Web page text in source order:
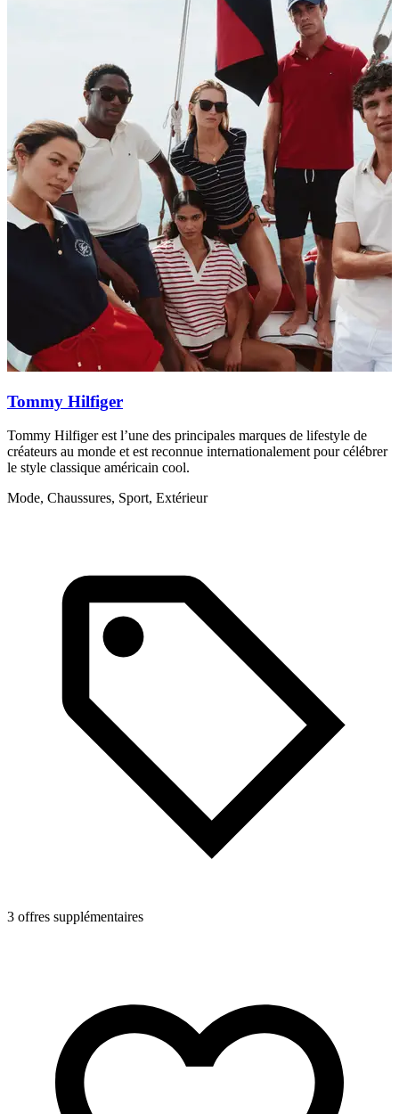
Tommy Hilfiger
Tommy Hilfiger est l’une des principales marques de lifestyle de
créateurs au monde et est reconnue internationalement pour célébrer
le style classique américain cool.
Mode, Chaussures, Sport, Extérieur
3 offres supplémentaires